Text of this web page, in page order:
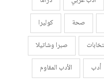
صحة
كوليرا
صبرا وشاتيلا
أدب
الأدب المقاوم